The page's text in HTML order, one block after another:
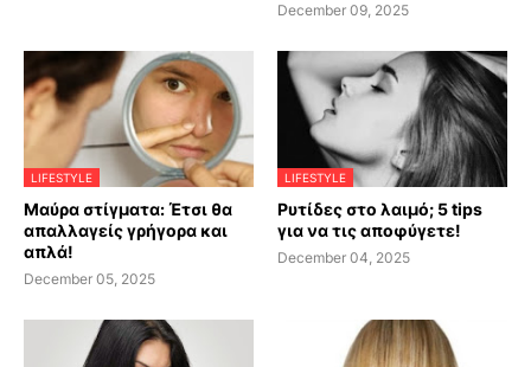
December 09, 2025
LIFESTYLE
Μαύρα στίγματα: Έτσι θα
απαλλαγείς γρήγορα και
απλά!
December 05, 2025
LIFESTYLE
Ρυτίδες στο λαιμό; 5 tips
για να τις αποφύγετε!
December 04, 2025